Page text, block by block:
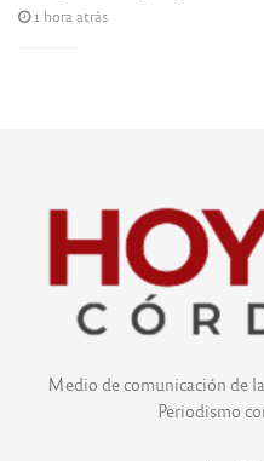
1 hora atrás
Medio de comunicación de
Periodismo